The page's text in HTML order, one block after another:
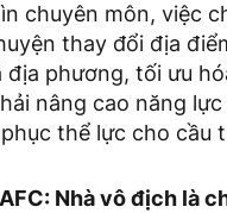
chuyên môn, việc
thay đổi địa
địa phương, tối ưu
nâng cao năng
thể lực cho cầu
Nhà vô địch là